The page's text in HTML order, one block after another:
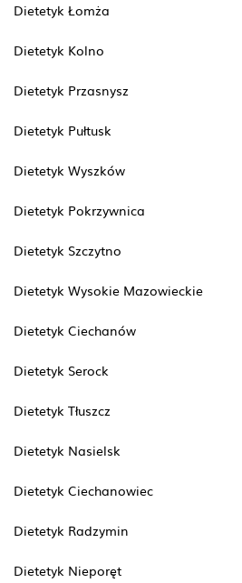
Dietetyk Łomża
Dietetyk Kolno
Dietetyk Przasnysz
Dietetyk Pułtusk
Dietetyk Wyszków
Dietetyk Pokrzywnica
Dietetyk Szczytno
Dietetyk Wysokie Mazowieckie
Dietetyk Ciechanów
Dietetyk Serock
Dietetyk Tłuszcz
Dietetyk Nasielsk
Dietetyk Ciechanowiec
Dietetyk Radzymin
Dietetyk Nieporęt